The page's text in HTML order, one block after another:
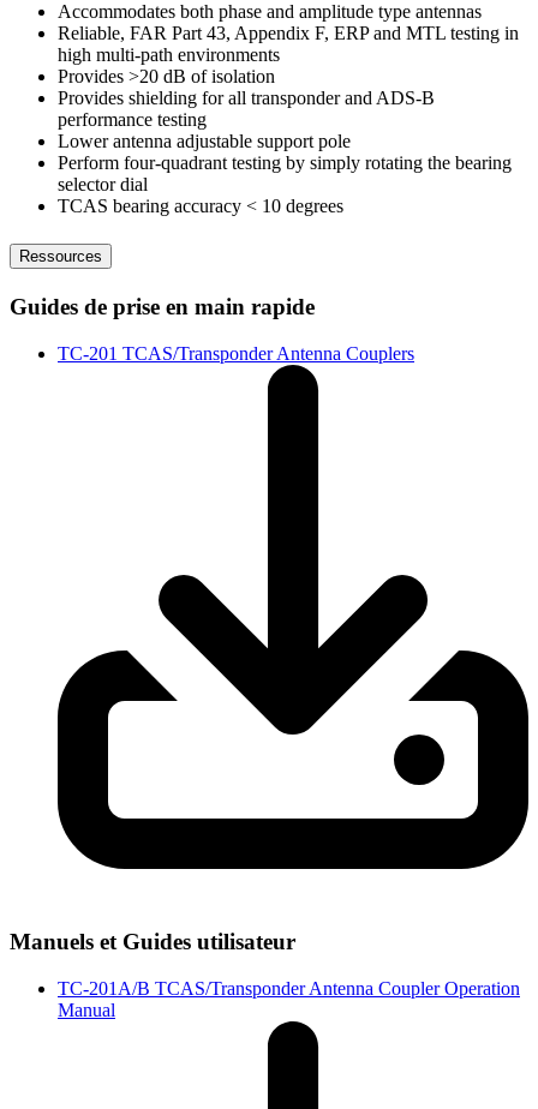
Accommodates both phase and amplitude type antennas
Reliable, FAR Part 43, Appendix F, ERP and MTL testing in
high multi-path environments
Provides >20 dB of isolation
Provides shielding for all transponder and ADS-B
performance testing
Lower antenna adjustable support pole
Perform four-quadrant testing by simply rotating the bearing
selector dial
TCAS bearing accuracy < 10 degrees
Ressources
Guides de prise en main rapide
TC-201 TCAS/Transponder Antenna Couplers
Manuels et Guides utilisateur
TC-201A/B TCAS/Transponder Antenna Coupler Operation
Manual